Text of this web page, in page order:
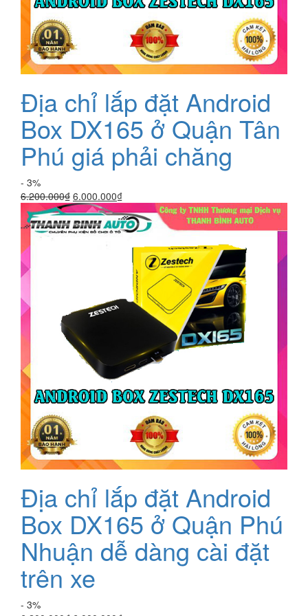
Địa chỉ lắp đặt Android
Box DX165 ở Quận Tân
Phú giá phải chăng
- 3%
6.200.000₫ Giá
gốc
là:
6.200.000₫.
6.000.000₫Giá
hiện
tại
là:
6.000.000₫.
Địa chỉ lắp đặt Android
Box DX165 ở Quận Phú
Nhuận dễ dàng cài đặt
trên xe
- 3%